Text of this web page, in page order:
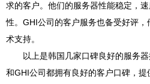
求的客户。他们的服务器性能稳定，
性。GHI公司的客户服务也备受好评
术支持。
以上是韩国几家口碑良好的服务
和GHI公司都拥有良好的客户口碑，